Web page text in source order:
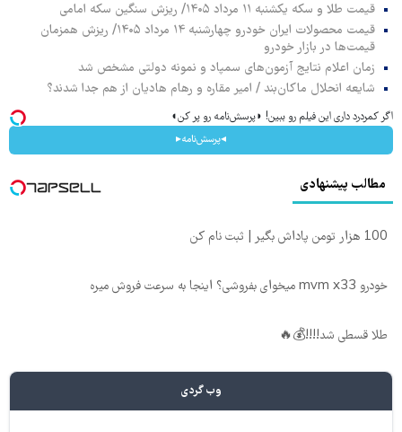
قیمت طلا و سکه یکشنبه ۱۱ مرداد ۱۴۰۵/ ریزش سنگین سکه امامی
قیمت محصولات ایران خودرو چهارشنبه ۱۴ مرداد ۱۴۰۵/ ریزش همزمان
قیمت‌ها در بازار خودرو
زمان اعلام نتایج آزمون‌های سمپاد و نمونه دولتی مشخص شد
شایعه انحلال ماکان‌بند / امیر مقاره و رهام هادیان از هم جدا شدند؟
اگر کمردرد داری این فیلم رو ببین! ◗پرسش‌نامه رو پر کن◖
◂پرسش‌نامه▸
مطالب پیشنهادی
100 هزار تومن پاداش بگیر | ثبت نام کن
خودرو mvm x33 میخوای بفروشی؟ اینجا به سرعت فروش میره
طلا قسطی شد!!!!💰🔥
وب گردی